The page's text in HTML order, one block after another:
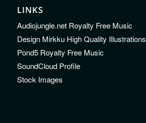
LINKS
Audiojungle.net Royalty Free Music
Design Mirkku High Quality Illustrations
Pond5 Royalty Free Music
SoundCloud Profile
Stock Images